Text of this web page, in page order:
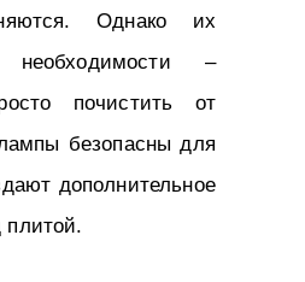
Однако их
–
почистить от
безопасны для
дополнительное